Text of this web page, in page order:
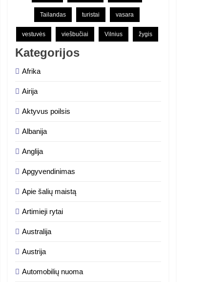
Tailandas turistai vasara
vestuvės viešbučiai Vilnius žygis
Kategorijos
Afrika
Airija
Aktyvus poilsis
Albanija
Anglija
Apgyvendinimas
Apie šalių maistą
Artimieji rytai
Australija
Austrija
Automobilių nuoma